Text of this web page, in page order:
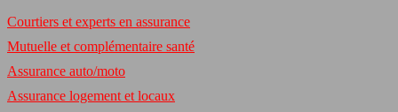
Courtiers et experts en assurance
Mutuelle et complémentaire santé
Assurance auto/moto
Assurance logement et locaux